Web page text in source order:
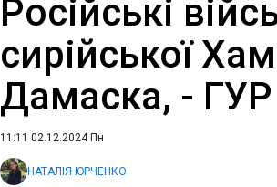
Російські
сирійської
Дамаска, - ГУР
11:11 02.12.2024 Пн
НАТАЛІЯ ЮРЧЕНКО